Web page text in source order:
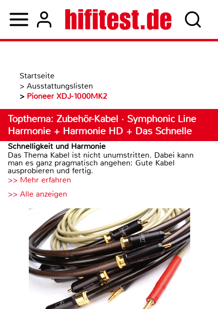
Startseite
> Ausstattungslisten
> Pioneer XDJ-1000MK2
Topthema: Zubehör-Kabel · Symphonic Line
Harmonie + Harmonie HD + Das Schnelle
Schnelligkeit und Harmonie
Das Thema Kabel ist nicht unumstritten. Dabei kann
man es ganz pragmatisch angehen: Gute Kabel
ausprobieren und fertig.
>> Mehr erfahren
>> Alle anzeigen